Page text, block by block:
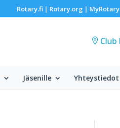
Rotary.fi| Rotary.org | MyRotary
Club
Jäsenille Yhteystiedot